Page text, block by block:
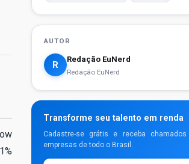
AUTOR
R
Redação EuNerd
Redação EuNerd
Transforme seu talento em renda
Cadastre-se grátis e receba
empresas de todo o Brasil.